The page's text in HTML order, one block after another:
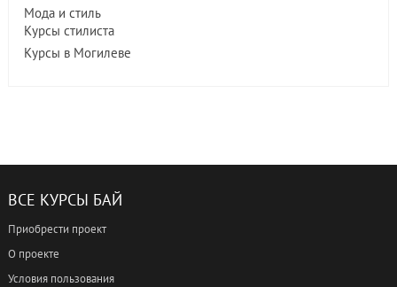
Мода и стиль
Курсы стилиста
Курсы в Могилеве
ВСЕ КУРСЫ БАЙ
Приобрести проект
О проекте
Условия пользования